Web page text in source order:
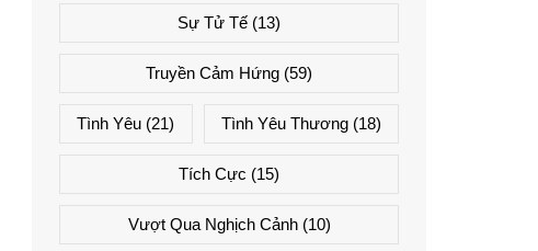
Sự Tử Tế (13)
Truyền Cảm Hứng (59)
Tình Yêu (21) Tình Yêu Thương(18)
Tích Cực (15)
Vượt Qua Nghịch Cảnh(10)